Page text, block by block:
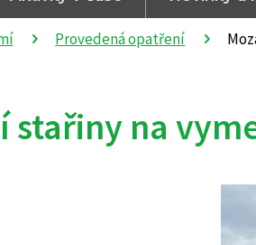
Provedená opatření
na